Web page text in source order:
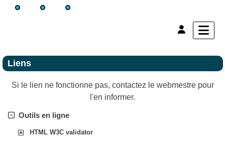
Liens
Si le lien ne fonctionne pas, contactez le webmestre pour
l'en informer.
Outils en ligne
HTML W3C validator